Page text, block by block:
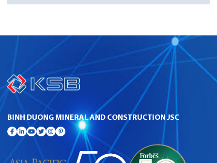
BINH DUONG MINERAL AND CONSTRUCTION JSC